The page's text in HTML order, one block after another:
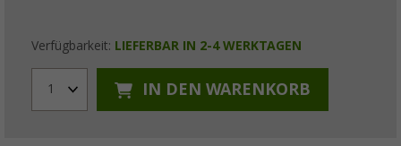
Verfügbarkeit: LIEFERBAR IN 2-4 WERKTAGEN
1 IN DEN WARENKORB